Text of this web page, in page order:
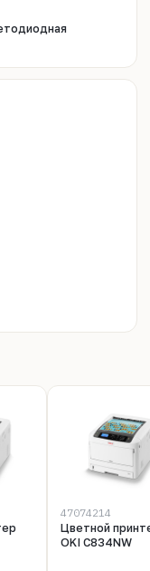
47074214
Цветной
OKI C834NW